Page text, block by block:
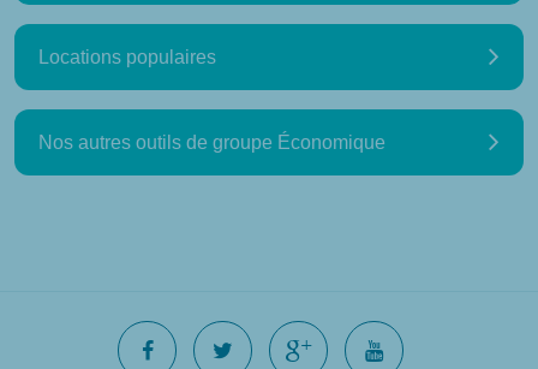
Locations populaires
Nos autres outils de groupe Économique